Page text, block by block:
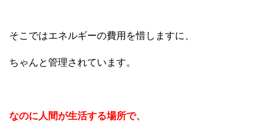
そこではエネルギーの費用を惜しますに、
ちゃんと管理されています。
なのに人間が生活する場所で、